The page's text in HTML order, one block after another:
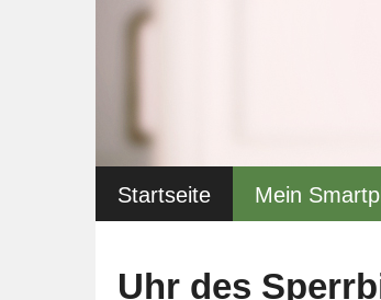
Startseite Mein
Uhr des